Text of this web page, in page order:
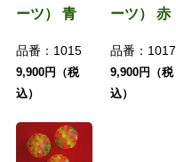
ーツ） 青
品番： 1015
9,900円（税
込）
ーツ） 赤
品番： 1017
9,900円（税
込）